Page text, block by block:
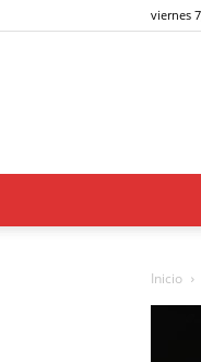
viernes
Inicio